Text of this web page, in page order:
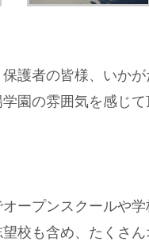
護者の皆様、いか
園の雰囲気を感じ
ープンスクールや
校も含め、たくさ